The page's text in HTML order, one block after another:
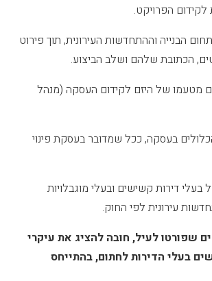
לקידום הפרויקט.
הבנייה וההתחדשות העירונית, תוך פירוט
הכתובת שלהם ושלב הביצוע.
מטעמו של היזם לקידום העסקה (מנהל
בעסקה, ככל שמדובר בעסקת פינוי
בעלי דירות קשישים ובעלי מוגבלויות
עירונית לפי החוק.
שפורטו לעיל, חובה להציג את עיקרי
בעלי הדירות לחתום, בהתייחס